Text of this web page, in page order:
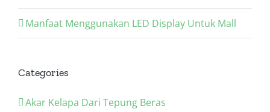
Manfaat Menggunakan LED Display Untuk Mall
Categories
Akar Kelapa Dari Tepung Beras